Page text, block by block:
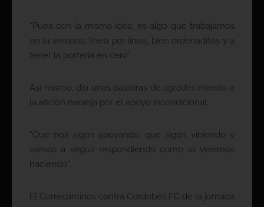
“Pues con la misma idea, es algo que trabajamos
en la semana, línea por línea, bien ordenaditos y a
tener la portería en cero”.
Así mismo, dio unas palabras de agradecimiento a
la afición naranja por el apoyo incondicional.
“Que nos sigan apoyando, que sigan viniendo y
vamos a seguir respondiendo como lo venimos
haciendo”.
El Correcaminos contra Cordobés FC de la jornada